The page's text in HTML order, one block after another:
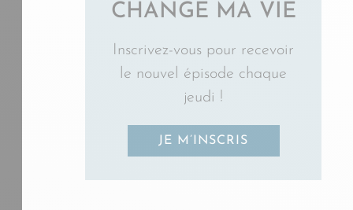
CHANGE MA VIE
Inscrivez-vous pour recevoir
le nouvel épisode chaque
jeudi !
JE M’INSCRIS